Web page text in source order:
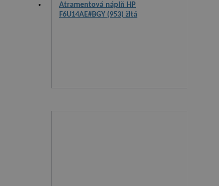
Atramentová náplň HP
F6U14AE#BGY (953) žltá